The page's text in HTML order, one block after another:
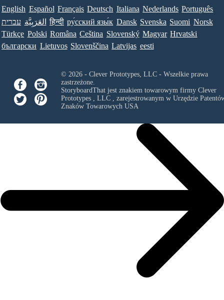
English Español Français Deutsch Italiana Nederlands Português
עברית العَرَبِيَّة हिन्दी ру́сский язы́к Dansk Svenska Suomi Norsk
Türkçe Polski Româna Ceština Slovenský Magyar Hrvatski
български Lietuvos Slovenščina Latvijas eesti
© 2026 - Clever Prototypes, LLC - Wszelkie prawa
zastrzeżone.
StoryboardThat jest znakiem towarowym firmy Clever
Prototypes , LLC, zarejestrowanym w Urzędzie
Znaków Towarowych USA